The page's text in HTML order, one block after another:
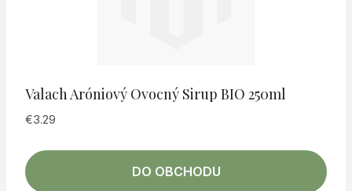
Valach Aróniový Ovocný Sirup BIO 250ml
€3.29
DO OBCHODU